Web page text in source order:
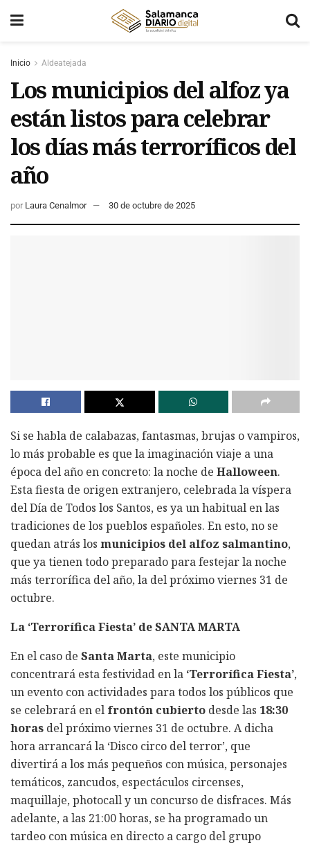
Inicio Aldeatejada
Los municipios del alfoz ya
están listos para celebrar
los días más terroríficos del
año
por Laura Cenalmor 30 de octubre de 2025
Si se habla de calabazas, fantasmas, brujas o vampiros,
lo más probable es que la imaginación viaje a una
época del año en concreto: la noche de Halloween.
Esta fiesta de origen extranjero, celebrada la víspera
del Día de Todos los Santos, es ya un habitual en las
tradiciones de los pueblos españoles. En esto, no se
quedan atrás los municipios del alfoz salmantino,
que ya tienen todo preparado para festejar la noche
más terrorífica del año, la del próximo viernes 31 de
octubre.
La ‘Terrorífica Fiesta’ de SANTA MARTA
En el caso de Santa Marta, este municipio
concentrará esta festividad en la ‘Terrorífica Fiesta’,
un evento con actividades para todos los públicos que
se celebrará en el frontón cubierto desde las 18:30
horas del próximo viernes 31 de octubre. A dicha
hora arrancará la ‘Disco circo del terror’, que
divertirá a los más pequeños con música, personajes
temáticos, zancudos, espectáculos circenses,
maquillaje, photocall y un concurso de disfraces. Más
adelante, a las 21:00 horas, se ha programado un
tardeo con música en directo a cargo del grupo